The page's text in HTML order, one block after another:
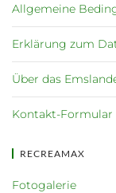
Allgemeine
Erklärung zum
Über das
Kontakt-Formular
RECREAMAX
Fotogalerie